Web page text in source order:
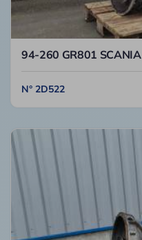
94-260 GR801 SCANIA
N° 2D522